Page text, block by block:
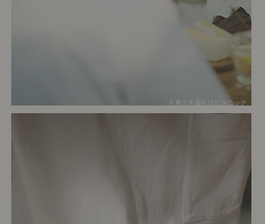
# 夏の木漏れ日ピクニック